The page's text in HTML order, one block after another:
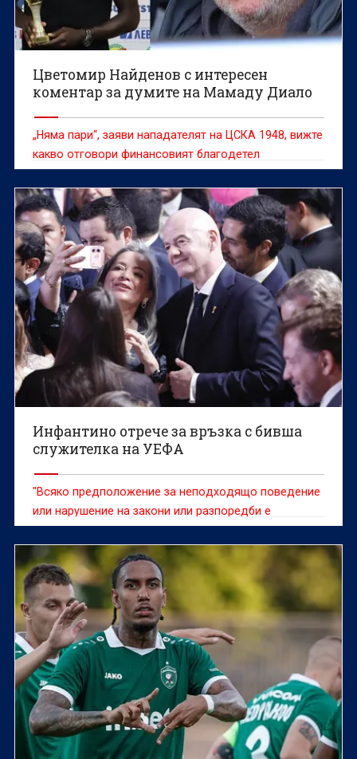
Цветомир Найденов с интересен
коментар за думите на Мамаду Диало
„Няма пари“, заяви нападателят на ЦСКА 1948, вижте
какво отговори финансовият благодетел
Инфантино отрече за връзка с бивша
служителка на УЕФА
"Всяко предположение за неподходящо поведение
или нарушение на закони или разпоредби е
клеветническо"